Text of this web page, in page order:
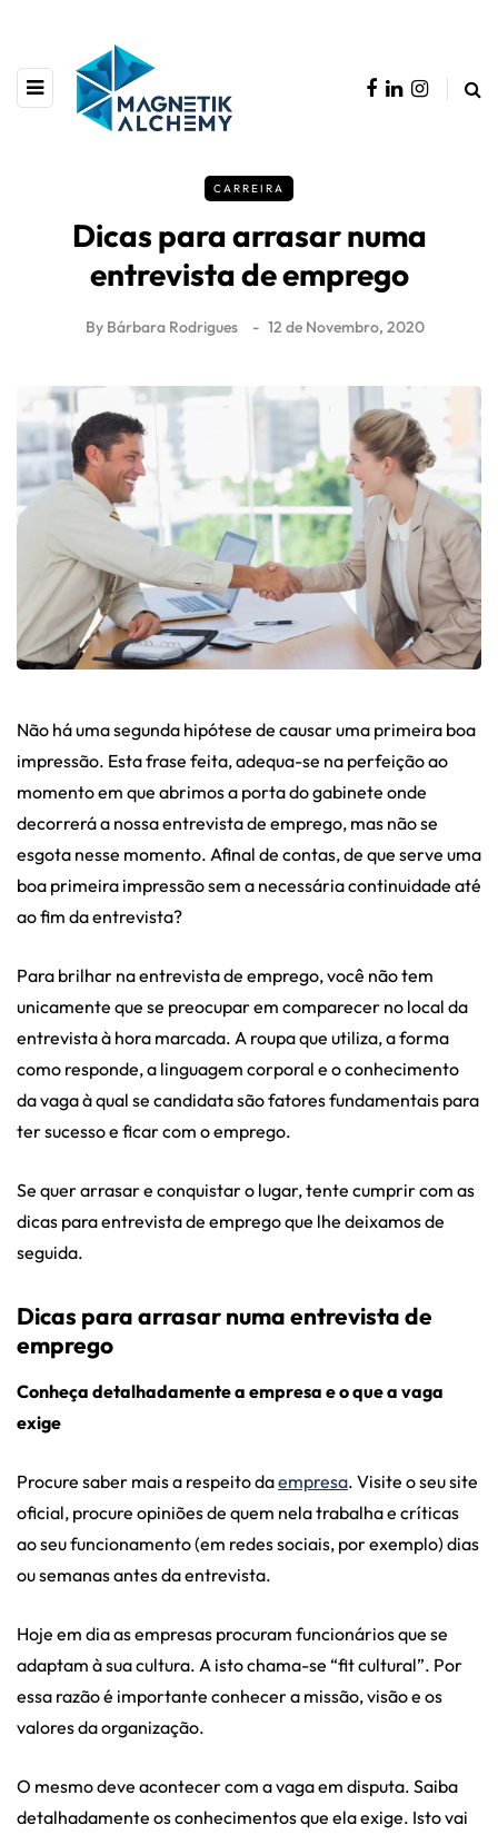
CARREIRA
Dicas para arrasar numa
entrevista de emprego
By Bárbara Rodrigues 12 de Novembro, 2020
Não há uma segunda hipótese de causar uma primeira boa
impressão. Esta frase feita, adequa-se na perfeição ao
momento em que abrimos a porta do gabinete onde
decorrerá a nossa entrevista de emprego, mas não se
esgota nesse momento. Afinal de contas, de que serve uma
boa primeira impressão sem a necessária continuidade até
ao fim da entrevista?
Para brilhar na entrevista de emprego, você não tem
unicamente que se preocupar em comparecer no local da
entrevista à hora marcada. A roupa que utiliza, a forma
como responde, a linguagem corporal e o conhecimento
da vaga à qual se candidata são fatores fundamentais para
ter sucesso e ficar com o emprego.
Se quer arrasar e conquistar o lugar, tente cumprir com as
dicas para entrevista de emprego que lhe deixamos de
seguida.
Dicas para arrasar numa entrevista de
emprego
Conheça detalhadamente a empresa e o que a vaga
exige
Procure saber mais a respeito daempresa. Visite o seu site
oficial, procure opiniões de quem nela trabalha e críticas
ao seu funcionamento (em redes sociais, por exemplo) dias
ou semanas antes da entrevista.
Hoje em dia as empresas procuram funcionários que se
adaptam à sua cultura. A isto chama-se “fit cultural”. Por
essa razão é importante conhecer a missão, visão e os
valores da organização.
O mesmo deve acontecer com a vaga em disputa. Saiba
detalhadamente os conhecimentos que ela exige. Isto vai